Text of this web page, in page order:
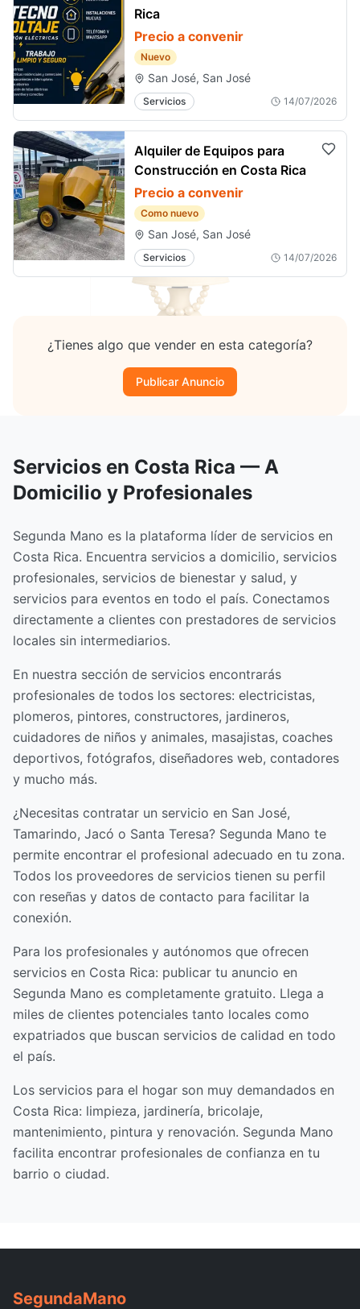
Rica
Precio a convenir
Nuevo
San José, San José
Servicios 14/07/2026
Alquiler de Equipos para
Construcción en Costa Rica
Precio a convenir
Como nuevo
San José, San José
Servicios 14/07/2026
¿Tienes algo que vender en esta categoría?
Publicar Anuncio
Servicios en Costa Rica — A
Domicilio y Profesionales
Segunda Mano es la plataforma líder de servicios en
Costa Rica. Encuentra servicios a domicilio, servicios
profesionales, servicios de bienestar y salud, y
servicios para eventos en todo el país. Conectamos
directamente a clientes con prestadores de servicios
locales sin intermediarios.
En nuestra sección de servicios encontrarás
profesionales de todos los sectores: electricistas,
plomeros, pintores, constructores, jardineros,
cuidadores de niños y animales, masajistas, coaches
deportivos, fotógrafos, diseñadores web, contadores
y mucho más.
¿Necesitas contratar un servicio en San José,
Tamarindo, Jacó o Santa Teresa? Segunda Mano te
permite encontrar el profesional adecuado en tu zona.
Todos los proveedores de servicios tienen su perfil
con reseñas y datos de contacto para facilitar la
conexión.
Para los profesionales y autónomos que ofrecen
servicios en Costa Rica: publicar tu anuncio en
Segunda Mano es completamente gratuito. Llega a
miles de clientes potenciales tanto locales como
expatriados que buscan servicios de calidad en todo
el país.
Los servicios para el hogar son muy demandados en
Costa Rica: limpieza, jardinería, bricolaje,
mantenimiento, pintura y renovación. Segunda Mano
facilita encontrar profesionales de confianza en tu
barrio o ciudad.
SegundaMano